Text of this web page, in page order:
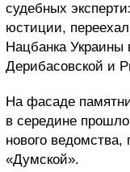
судебных
юстиции,
Нацбанка Украины
Дерибасовской и
На фасаде
в середине
нового ведомства,
«Думской».